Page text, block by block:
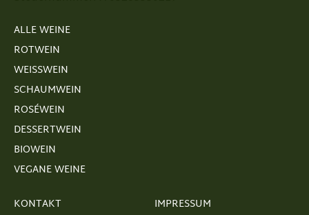
ALLE WEINE
ROTWEIN
WEISSWEIN
SCHAUMWEIN
ROSÉWEIN
DESSERTWEIN
BIOWEIN
VEGANE WEINE
KONTAKT
IMPRESSUM